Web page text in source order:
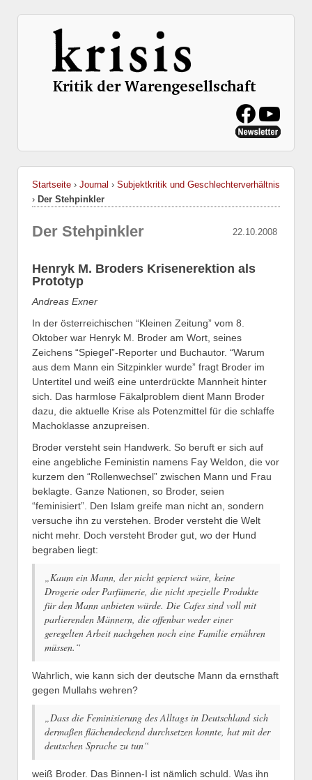
Startseite › Journal › Subjektkritik und Geschlechterverhältnis
› Der Stehpinkler
22.10.2008
Der Stehpinkler
Henryk M. Broders Krisenerektion als
Prototyp
Andreas Exner
In der österreichischen “Kleinen Zeitung” vom 8.
Oktober war Henryk M. Broder am Wort, seines
Zeichens “Spiegel”-Reporter und Buchautor. “Warum
aus dem Mann ein Sitzpinkler wurde” fragt Broder im
Untertitel und weiß eine unterdrückte Mannheit hinter
sich. Das harmlose Fäkalproblem dient Mann Broder
dazu, die aktuelle Krise als Potenzmittel für die schlaffe
Machoklasse anzupreisen.
Broder versteht sein Handwerk. So beruft er sich auf
eine angebliche Feministin namens Fay Weldon, die vor
kurzem den “Rollenwechsel” zwischen Mann und Frau
beklagte. Ganze Nationen, so Broder, seien
“feminisiert”. Den Islam greife man nicht an, sondern
versuche ihn zu verstehen. Broder versteht die Welt
nicht mehr. Doch versteht Broder gut, wo der Hund
begraben liegt:
„Kaum ein Mann, der nicht gepierct wäre, keine
Drogerie oder Parfümerie, die nicht spezielle Produkte
für den Mann anbieten würde. Die Cafes sind voll mit
parlierenden Männern, die offenbar weder einer
geregelten Arbeit nachgehen noch eine Familie ernähren
müssen.“
Wahrlich, wie kann sich der deutsche Mann da ernsthaft
gegen Mullahs wehren?
„Dass die Feminisierung des Alltags in Deutschland sich
dermaßen flächendeckend durchsetzen konnte, hat mit der
deutschen Sprache zu tun“
weiß Broder. Das Binnen-I ist nämlich schuld. Was ihn